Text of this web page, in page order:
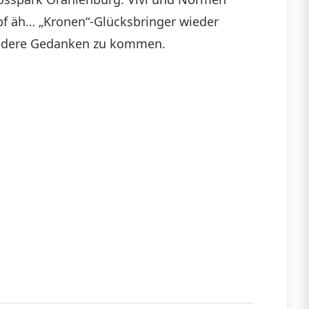
die
„Kronen“-Glücksbringer wieder
Gedanken zu kommen.